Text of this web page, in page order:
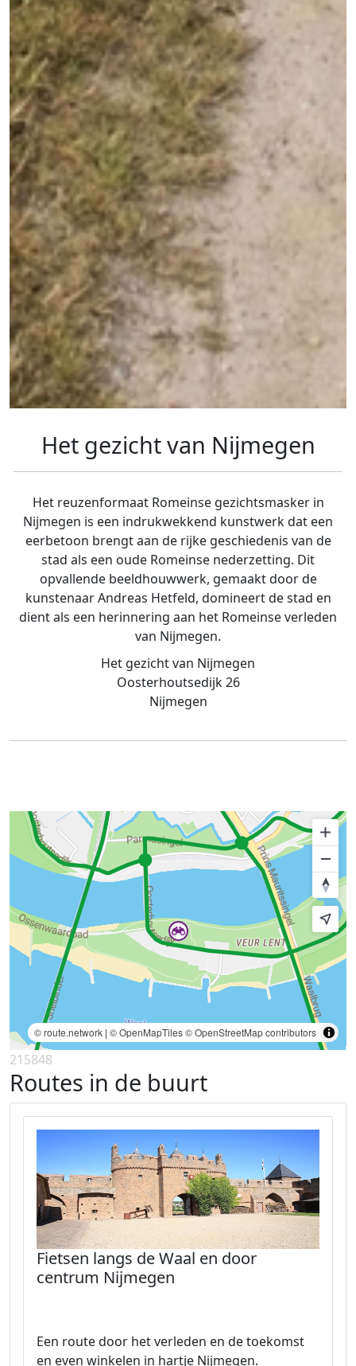
Het gezicht van Nijmegen
Het reuzenformaat Romeinse gezichtsmasker in
Nijmegen is een indrukwekkend kunstwerk dat een
eerbetoon brengt aan de rijke geschiedenis van de
stad als een oude Romeinse nederzetting. Dit
opvallende beeldhouwwerk, gemaakt door de
kunstenaar Andreas Hetfeld, domineert de stad en
dient als een herinnering aan het Romeinse verleden
van Nijmegen.
Het gezicht van Nijmegen
Oosterhoutsedijk 26
Nijmegen
© route.network | © OpenMapTiles© OpenStreetMap contributors
215848
Routes in de buurt
Fietsen langs de Waal en door
centrum Nijmegen
Een route door het verleden en de toekomst
en even winkelen in hartje Nijmegen.